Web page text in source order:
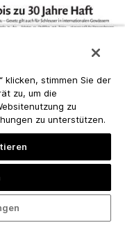
klicken, stimmen Sie der
zu, um die
zu
zu unterstützen.